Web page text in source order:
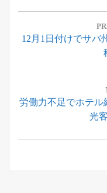
投
ナ
シ
ン
Previous
12月1日付けでサバ
Next
労働力不足でホテル
光